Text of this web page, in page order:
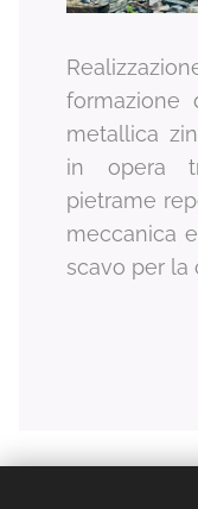
metallica
in opera
pietrame
meccanica
scavo per la